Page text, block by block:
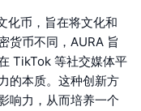
化币，旨在将文化和
货币不同，AURA 旨
TikTok 等社交媒体平
的本质。这种创新方
响力，从而培养一个